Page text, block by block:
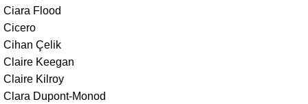
Ciara Flood
Cicero
Cihan Çelik
Claire Keegan
Claire Kilroy
Clara Dupont-Monod